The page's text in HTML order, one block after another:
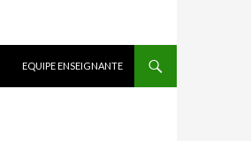
EQUIPE ENSEIGNANTE